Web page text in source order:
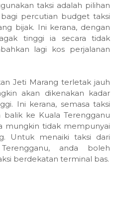
taksi adalah pilihan
percutian budget taksi
bijak. Ini kerana, dengan
tinggi ia secara tidak
lagi kos perjalanan
Jeti Marang terletak jauh
akan dikenakan kadar
Ini kerana, semasa taksi
ke Kuala Terengganu
mungkin tidak mempunyai
Untuk menaiki taksi dari
anda boleh
berdekatan terminal bas.